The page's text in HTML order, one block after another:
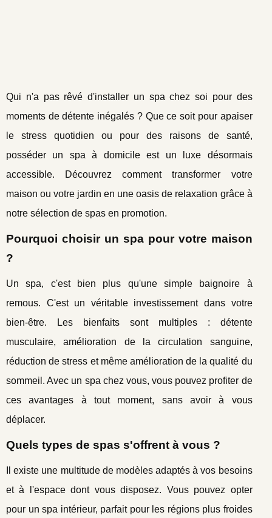
Qui n'a pas rêvé d'installer un spa chez soi pour des
moments de détente inégalés ? Que ce soit pour apaiser
le stress quotidien ou pour des raisons de santé,
posséder un spa à domicile est un luxe désormais
accessible. Découvrez comment transformer votre
maison ou votre jardin en une oasis de relaxation grâce à
notre sélection de spas en promotion.
Pourquoi choisir un spa pour votre maison
?
Un spa, c'est bien plus qu'une simple baignoire à
remous. C'est un véritable investissement dans votre
bien-être. Les bienfaits sont multiples : détente
musculaire, amélioration de la circulation sanguine,
réduction de stress et même amélioration de la qualité du
sommeil. Avec un spa chez vous, vous pouvez profiter de
ces avantages à tout moment, sans avoir à vous
déplacer.
Quels types de spas s'offrent à vous ?
Il existe une multitude de modèles adaptés à vos besoins
et à l'espace dont vous disposez. Vous pouvez opter
pour un spa intérieur, parfait pour les régions plus froides